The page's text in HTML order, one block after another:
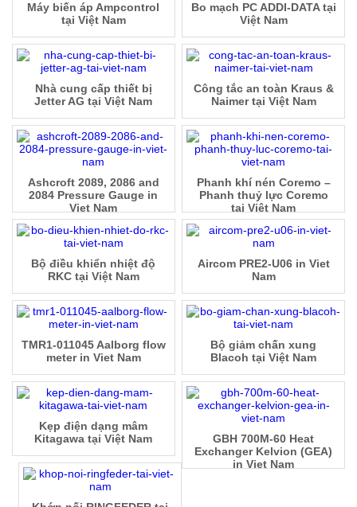
Bo mạch PC ADDI-DATA tại
Việt Nam
Máy biến áp Ampcontrol
tại Việt Nam
Công tắc an toàn Kraus &
Naimer tại Việt Nam
Nhà cung cấp thiết bị
Jetter AG tại Việt Nam
Phanh khí nén Coremo –
Phanh thuỷ lực Coremo
tại Việt Nam
Ashcroft 2089, 2086 and
2084 Pressure Gauge in
Viet Nam
Aircom PRE2-U06 in Viet
Nam
Bộ điều khiển nhiệt độ
RKC tại Việt Nam
Bộ giảm chấn xung
Blacoh tại Việt Nam
TMR1-011045 Aalborg flow
meter in Viet Nam
GBH 700M-60 Heat
Exchanger Kelvion (GEA)
in Viet Nam
Kẹp điện dạng mâm
Kitagawa tại Việt Nam